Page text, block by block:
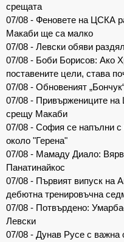
срещата
07/08 - Феновете на ЦСКА
Макаби ще са малко
07/08 - Левски обяви
07/08 - Боби Борисов: Ако
поставените цели, става
07/08 - Обновеният
07/08 - Привържениците
срещу Макаби
07/08 - София се напълни
около "Герена"
07/08 - Мамаду Диало:
Панатинайкос
07/08 - Първият випуск на
дебютна тренировъчна
07/08 - Потвърдено:
Левски
07/08 - Дунав Русе с важна